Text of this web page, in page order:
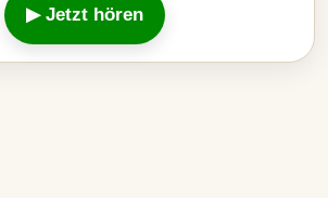
▶ Jetzt hören